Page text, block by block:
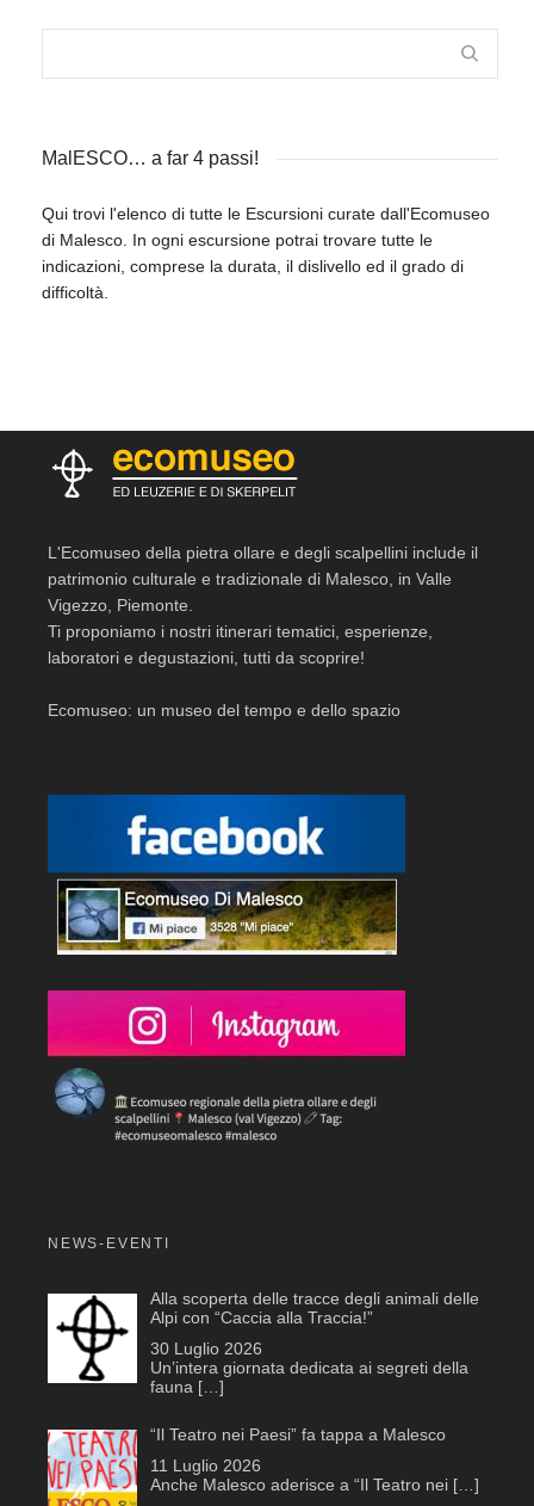
MalESCO… a far 4 passi!
Qui trovi l'elenco di tutte le Escursioni curate dall'Ecomuseo
di Malesco. In ogni escursione potrai trovare tutte le
indicazioni, comprese la durata, il dislivello ed il grado di
difficoltà.
L'Ecomuseo della pietra ollare e degli scalpellini include il
patrimonio culturale e tradizionale di Malesco, in Valle
Vigezzo, Piemonte.
Ti proponiamo i nostri itinerari tematici, esperienze,
laboratori e degustazioni, tutti da scoprire!
Ecomuseo: un museo del tempo e dello spazio
NEWS-EVENTI
Alla scoperta delle tracce degli animali delle
Alpi con “Caccia alla Traccia!”
30 Luglio 2026
Un’intera giornata dedicata ai segreti della
fauna […]
“Il Teatro nei Paesi” fa tappa a Malesco
11 Luglio 2026
Anche Malesco aderisce a “Il Teatro nei […]